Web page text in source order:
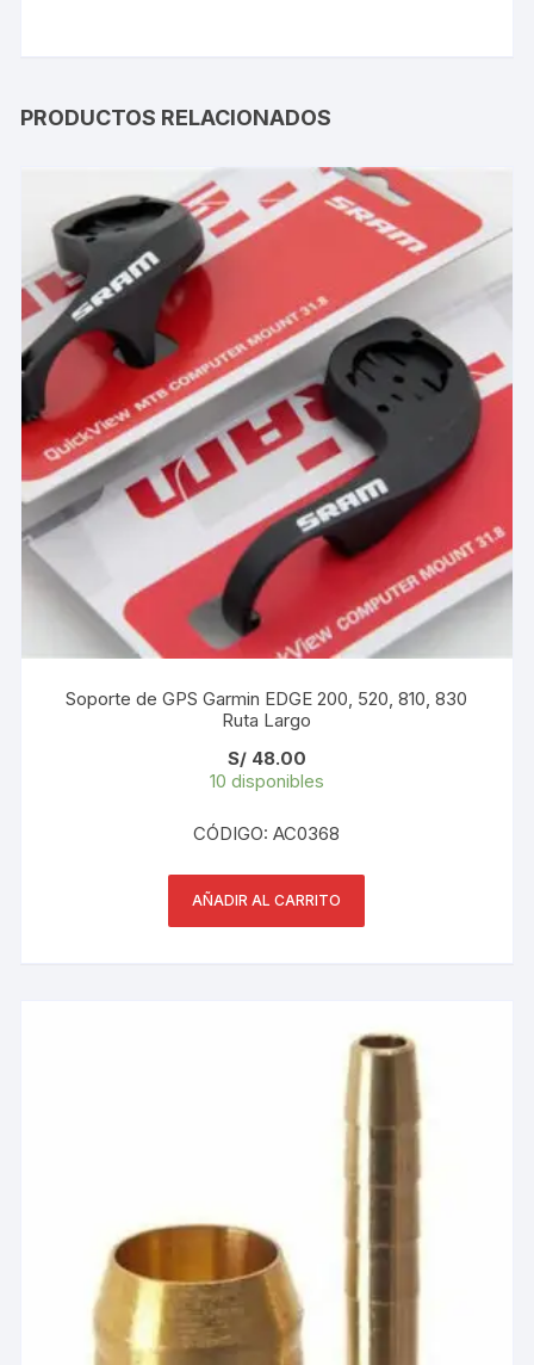
PRODUCTOS RELACIONADOS
Soporte de GPS Garmin EDGE 200, 520, 810, 830
Ruta Largo
S/48.00
10 disponibles
CÓDIGO: AC0368
AÑADIR AL CARRITO